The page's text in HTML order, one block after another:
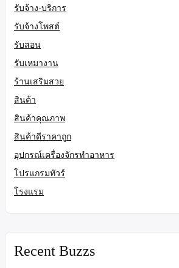
รับจ้าง-บริการ
รับจ้างโพสต์
รับสอน
รับเหมางาน
ร้านเสริมสวย
สินค้า
สินค้าคุณภาพ
สินค้าดีราคาถูก
อุปกรณ์เครื่องจักรทำอาหาร
โปรแกรมทัวร์
โรงแรม
Recent Buzzs